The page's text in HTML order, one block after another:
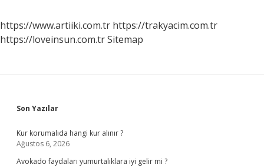
https://www.artiiki.com.tr https://trakyacim.com.tr
https://loveinsun.com.trSitemap
Sidebar
Son Yazılar
Kur korumalıda hangi kur alınır ?
Ağustos 6, 2026
Avokado faydaları yumurtalıklara iyi gelir mi ?